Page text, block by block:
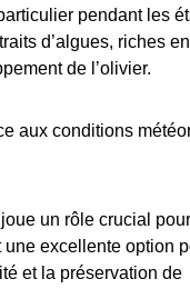
pendant les
d’algues, riches en
de l’olivier.
aux conditions
un rôle crucial
excellente option
et la préservation de